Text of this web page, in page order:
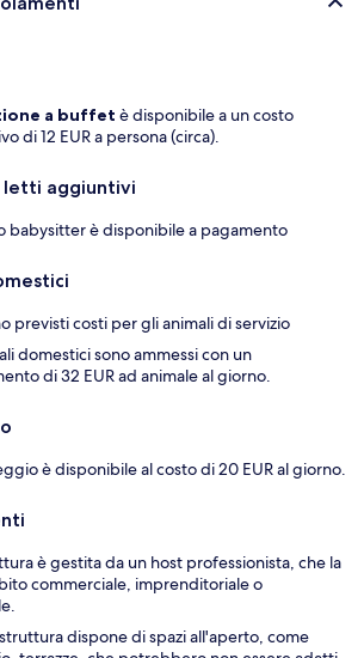
a buffet è disponibile a un costo
di 12 EUR a persona (circa).
letti aggiuntivi
babysitter è disponibile a pagamento
previsti costi per gli animali di servizio
domestici sono ammessi con un
di 32 EUR ad animale al giorno.
è disponibile al costo di 20 EUR al giorno.
è gestita da un host professionista, che la
commerciale, imprenditoriale o
dispone di spazi all'aperto, come